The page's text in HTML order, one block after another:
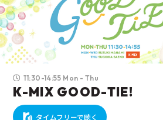
11:30-14:55 Mon - Thu
K-MIX GOOD-TIE!
タイムフリーで聴く